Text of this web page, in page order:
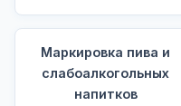
Маркировка пива и
слабоалкогольных
напитков